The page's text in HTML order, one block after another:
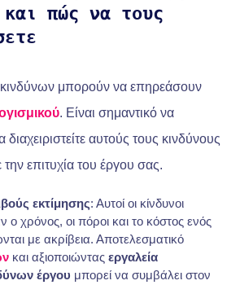
και πώς να τους
κινδύνων μπορούν να επηρεάσουν
. Είναι σημαντικό να
αυτούς τους κινδύνους
την επιτυχία του έργου σας.
εκτίμησης: Αυτοί οι κίνδυνοι
ο χρόνος, οι πόροι και το κόστος ενός
με ακρίβεια. Αποτελεσματικό
και αξιοποιώντας εργαλεία
έργου μπορεί να συμβάλει στον